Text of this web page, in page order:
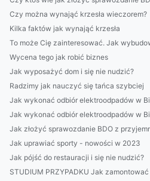
Czy można wynająć krzesła wieczorem?
Kilka faktów jak wynająć krzesła
To może Cię zainteresować. Jak
Wycena tego jak robić biznes
Jak wyposażyć dom i się nie nudzić?
Radzimy jak nauczyć się tańca szybciej
Jak wykonać odbiór elektroodpadów w
Jak wykonać odbiór elektroodpadów w
Jak złożyć sprawozdanie BDO z
Jak uprawiać sporty - nowości w 2023
Jak pójść do restauracji i się nie nudzić?
STUDIUM PRZYPADKU Jak